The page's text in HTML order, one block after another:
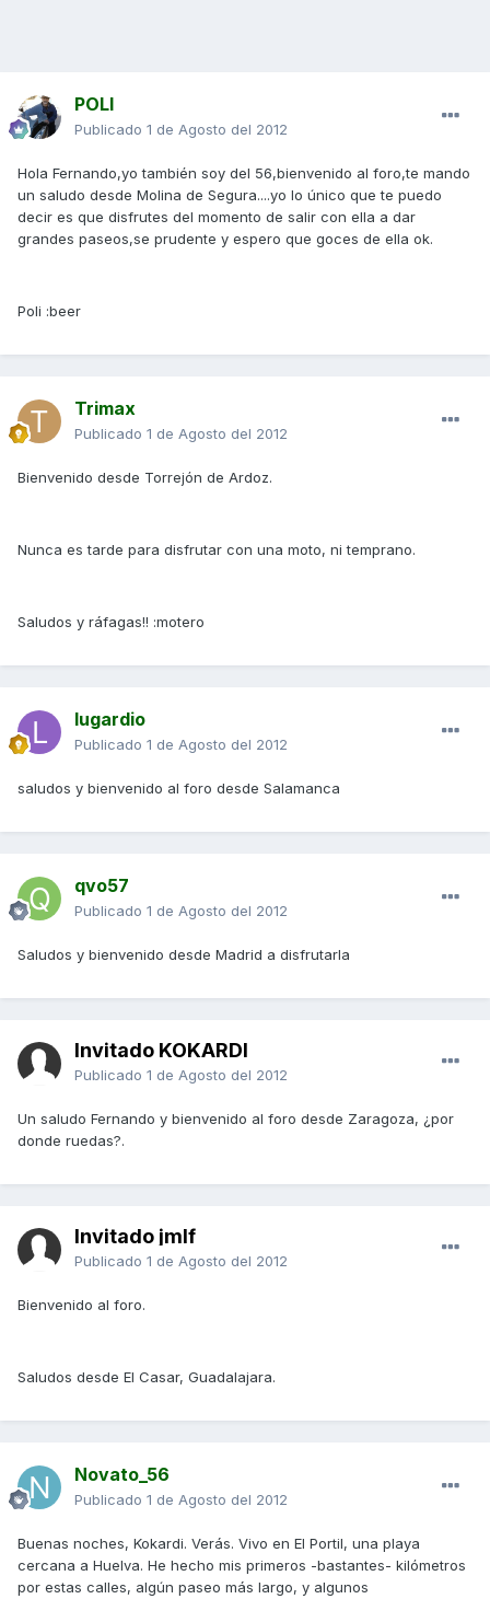
POLI
Publicado 1 de Agosto del 2012
Hola Fernando,yo también soy del 56,bienvenido al foro,te mando
un saludo desde Molina de Segura....yo lo único que te puedo
decir es que disfrutes del momento de salir con ella a dar
grandes paseos,se prudente y espero que goces de ella ok.
Poli :beer
Trimax
Publicado 1 de Agosto del 2012
Bienvenido desde Torrejón de Ardoz.
Nunca es tarde para disfrutar con una moto, ni temprano.
Saludos y ráfagas!! :motero
lugardio
Publicado 1 de Agosto del 2012
saludos y bienvenido al foro desde Salamanca
qvo57
Publicado 1 de Agosto del 2012
Saludos y bienvenido desde Madrid a disfrutarla
Invitado KOKARDI
Publicado 1 de Agosto del 2012
Un saludo Fernando y bienvenido al foro desde Zaragoza, ¿por
donde ruedas?.
Invitado jmlf
Publicado 1 de Agosto del 2012
Bienvenido al foro.
Saludos desde El Casar, Guadalajara.
Novato_56
Publicado 1 de Agosto del 2012
Buenas noches, Kokardi. Verás. Vivo en El Portil, una playa
cercana a Huelva. He hecho mis primeros -bastantes- kilómetros
por estas calles, algún paseo más largo, y algunos